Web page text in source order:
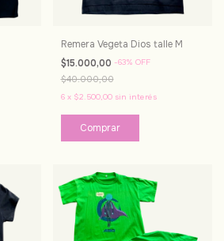
Remera Vegeta Dios talle M
$15.000,00 -63% OFF
$40.000,00
6 x $2.500,00 sin interés